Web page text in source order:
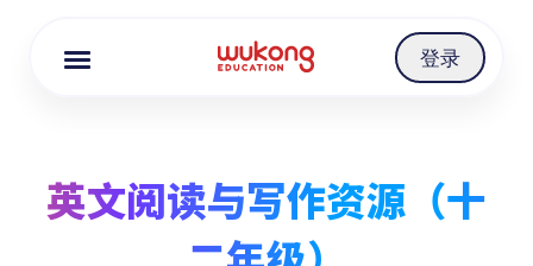
登录
英文阅读与写作资源（十